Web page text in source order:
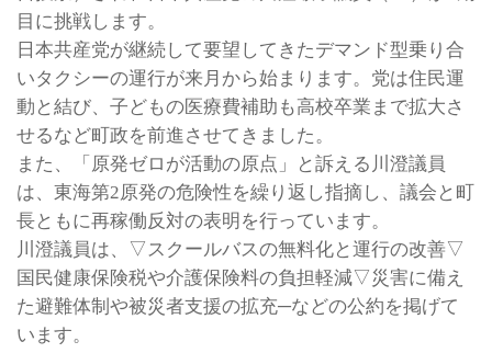
目に挑戦します。
日本共産党が継続して要望してきたデマンド型乗り合
いタクシーの運行が来月から始まります。党は住民運
動と結び、子どもの医療費補助も高校卒業まで拡大さ
せるなど町政を前進させてきました。
また、「原発ゼロが活動の原点」と訴える川澄議員
は、東海第2原発の危険性を繰り返し指摘し、議会と町
長ともに再稼働反対の表明を行っています。
川澄議員は、▽スクールバスの無料化と運行の改善▽
国民健康保険税や介護保険料の負担軽減▽災害に備え
た避難体制や被災者支援の拡充─などの公約を掲げて
います。